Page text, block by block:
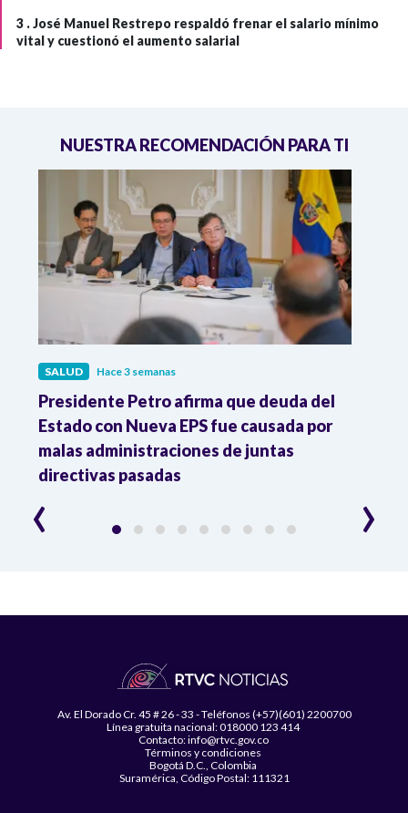
3 .José Manuel Restrepo respaldó frenar el salario mínimo
vital y cuestionó el aumento salarial
NUESTRA RECOMENDACIÓN PARA TI
SALUD Hace 3 semanas
Presidente Petro afirma que deuda del
Estado con Nueva EPS fue causada por
malas administraciones de juntas
directivas pasadas
‹ ›
Av. El Dorado Cr. 45 # 26 - 33 - Teléfonos (+57)(601) 2200700
Línea gratuita nacional: 018000 123 414
Contacto: info@rtvc.gov.co
Términos y condiciones
Bogotá D.C., Colombia
Suramérica, Código Postal: 111321